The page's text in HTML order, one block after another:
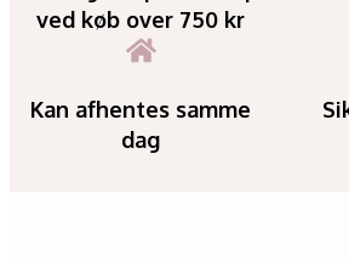
ved køb over 750 kr
Kan afhentes samme
dag